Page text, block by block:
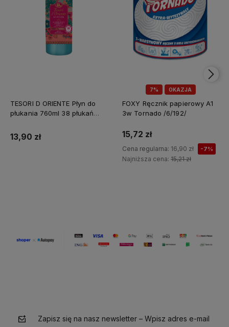
TESORI D ORIENTE Płyn do
płukania 760ml 38 płukań
13,90 zł
7% OKAZJA
FOXY Ręcznik papierowy A1
3w Tornado /6/192/
15,72 zł
Cena regularna: 16,90 zł -7%
Najniższa cena: 15,21 zł
Zapisz się na nasz newsletter – Wpisz adres e-mail